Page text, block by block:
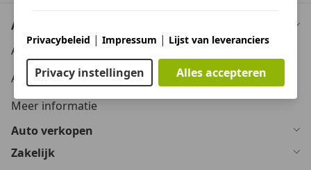
Auto kopen
Auto kooptips
Auto zoektips
Meer informatie
Auto verkopen
Zakelijk
Geavanceerde paginafuncties
Wij en derden gebruiken verschillende
technologische middelen, waaronder cookies en
vergelijkbare tools op onze website, om u
uitgebreide sitefuncties aan te bieden en een
verbeterde gebruikerservaring te garanderen. Via
mogelijk om ons aanbod te personaliseren -
bijvoorbeeld om uw zoekopdrachten bij een later
bezoek voort te zetten, om u geschikte aanbiedingen
Privacybeleid | Impressum | Lijst van leveranciers
Privacy instellingen Alles accepteren